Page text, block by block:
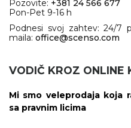
Pozovite: +381 24 566 677
Pon-Pet 9-16 h
Podnesi svoj zahtev: 24/
maila: office@scenso.com
VODIČ KROZ ONLINE
Mi smo veleprodaja koja
sa pravnim licima